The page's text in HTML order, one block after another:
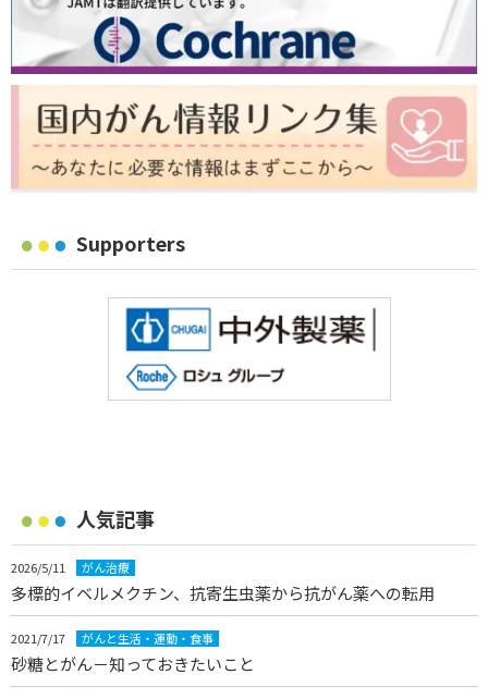
Supporters
人気記事
2026/5/11 がん治療
多標的イベルメクチン、抗寄生虫薬から抗がん薬への転用
2021/7/17 がんと生活・運動・食事
砂糖とがん－知っておきたいこと